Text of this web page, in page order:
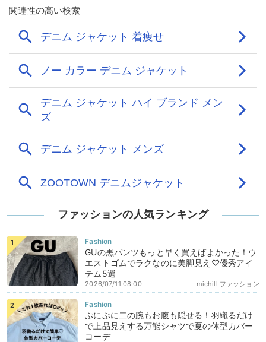
ファッションの人気ランキング
GUの黒パンツもっと早く買えばよかった！ウ
エストゴムでラクなのに美脚見え♡優秀アイ
テム5選
michill ファッション
2026/07/11 08:00
ぷにぷに二の腕もお腹も隠せる！羽織るだけ
で上品見えする万能シャツで夏の体型カバー
コーデ